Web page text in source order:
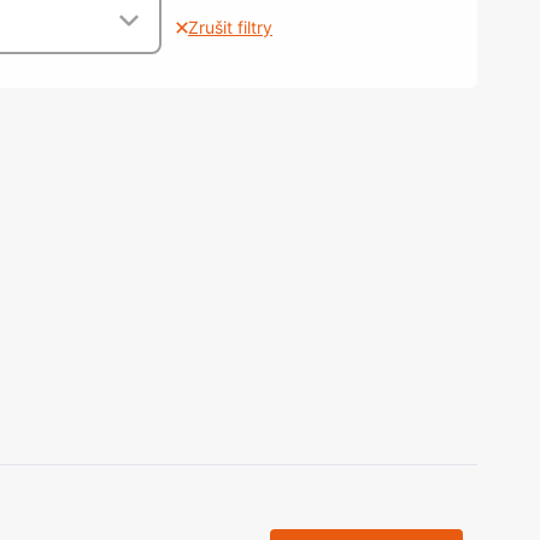
nohy, Nábytkové nohy a
nastavení
Zrušit filtry